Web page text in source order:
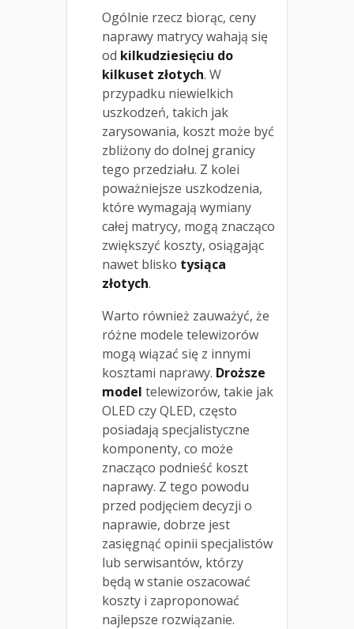
Ogólnie rzecz biorąc, ceny
naprawy matrycy wahają się
od kilkudziesięciu do
kilkuset złotych. W
przypadku niewielkich
uszkodzeń, takich jak
zarysowania, koszt może być
zbliżony do dolnej granicy
tego przedziału. Z kolei
poważniejsze uszkodzenia,
które wymagają wymiany
całej matrycy, mogą znacząco
zwiększyć koszty, osiągając
nawet blisko tysiąca
złotych.
Warto również zauważyć, że
różne modele telewizorów
mogą wiązać się z innymi
kosztami naprawy. Droższe
model telewizorów, takie jak
OLED czy QLED, często
posiadają specjalistyczne
komponenty, co może
znacząco podnieść koszt
naprawy. Z tego powodu
przed podjęciem decyzji o
naprawie, dobrze jest
zasięgnąć opinii specjalistów
lub serwisantów, którzy
będą w stanie oszacować
koszty i zaproponować
najlepsze rozwiązanie.